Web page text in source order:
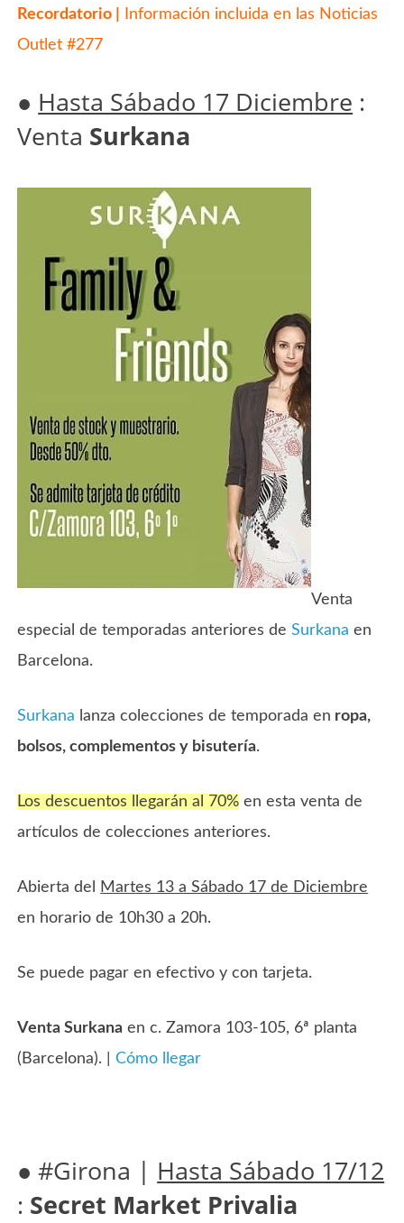
Recordatorio | Información incluida en las Noticias
Outlet #277
● Hasta Sábado 17 Diciembre :
Venta Surkana
Venta
especial de temporadas anteriores deSurkana en
Barcelona.
Surkana lanza colecciones de temporada en ropa,
bolsos, complementos y bisutería.
Los descuentos llegarán al 70% en esta venta de
artículos de colecciones anteriores.
Abierta del
Martes 13 a Sábado 17 de Diciembre
en horario de 10h30 a 20h.
Se puede pagar en efectivo y con tarjeta.
Venta Surkana en c. Zamora 103-105, 6ª planta
(Barcelona). |Cómo llegar
● #Girona | Hasta Sábado 17/12
: Secret Market Privalia